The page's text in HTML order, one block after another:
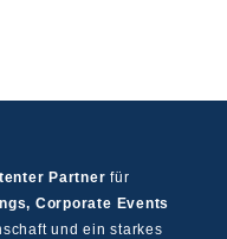
Partner für
Corporate Events
und ein starkes